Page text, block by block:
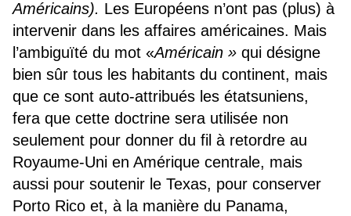
Américains). Les Européens n’ont pas (plus) à
intervenir dans les affaires américaines. Mais
l’ambiguïté du mot «Américain » qui désigne
bien sûr tous les habitants du continent, mais
que ce sont auto-attribués les étatsuniens,
fera que cette doctrine sera utilisée non
seulement pour donner du fil à retordre au
Royaume-Uni en Amérique centrale, mais
aussi pour soutenir le Texas, pour conserver
Porto Rico et, à la manière du Panama,